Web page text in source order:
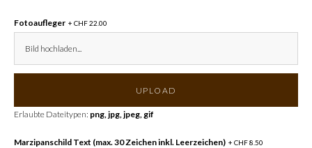
Zum Abschluss wird die Torte mit Mandelsplittern umrandet.
Die Sutter Begg Himbeertorte gibt es vier Grössen: 22cm
(8 Personen), 24cm (10 Personen), 26cm (12 Personen)
Fotoaufleger + CHF 22.00
Bild hochladen...
UPLOAD
Erlaubte Dateitypen: png, jpg, jpeg, gif
Marzipanschild Text (max. 30 Zeichen inkl. Leerzeichen) + CHF 8.50